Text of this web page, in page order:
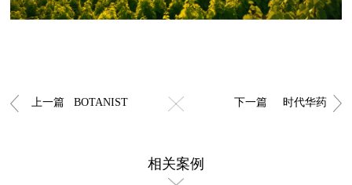
下一篇 时代华药
上一篇 BOTANIST
相关案例